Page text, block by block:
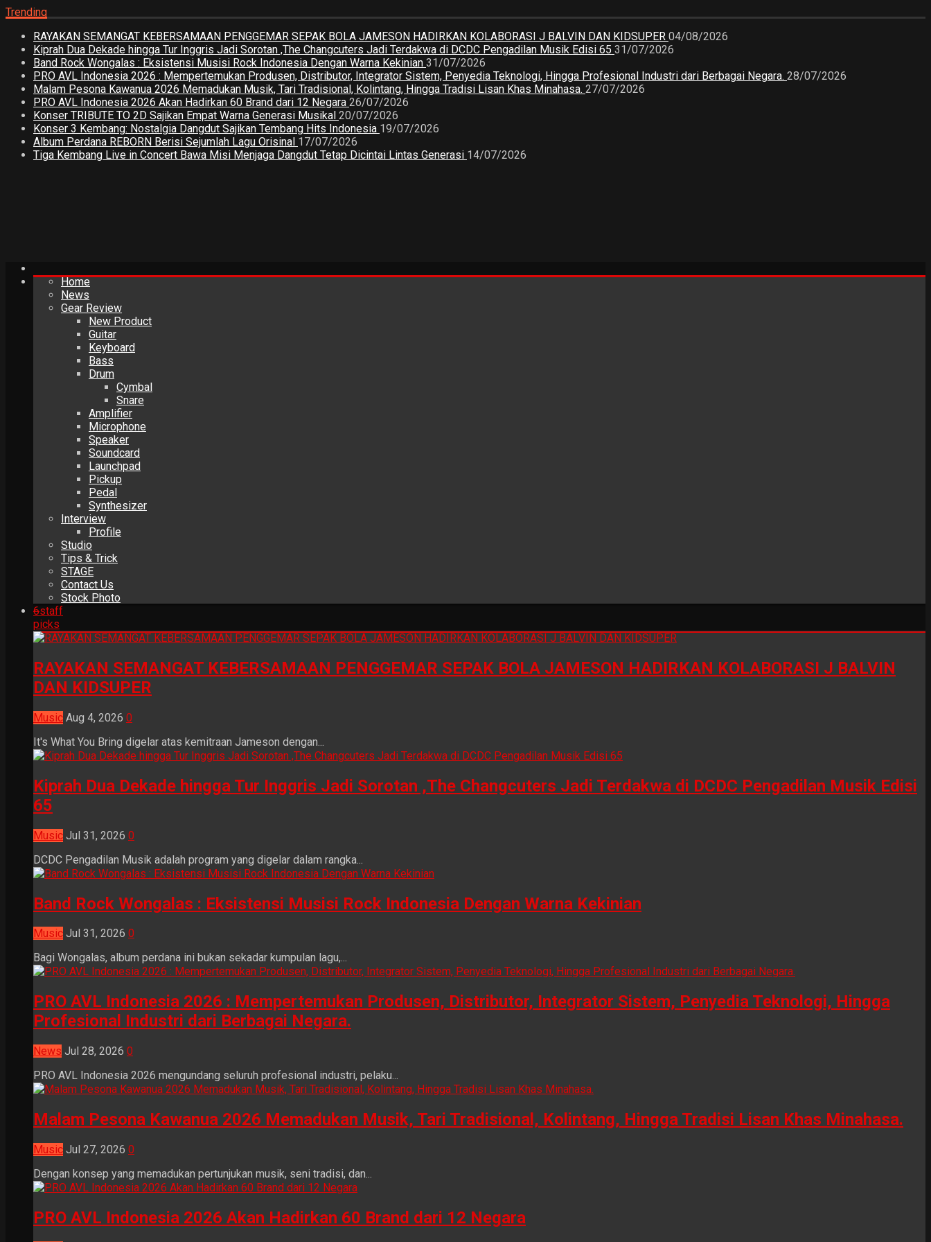
Trending
RAYAKAN SEMANGAT KEBERSAMAAN PENGGEMAR SEPAK BOLA JAMESON HADIRKAN KOLABORASI J BALVIN DAN KIDSUPER 04/08/2026
Kiprah Dua Dekade hingga Tur Inggris Jadi Sorotan ,The Changcuters Jadi Terdakwa di DCDC Pengadilan Musik Edisi 65 31/07/2026
Band Rock Wongalas : Eksistensi Musisi Rock Indonesia Dengan Warna Kekinian 31/07/2026
PRO AVL Indonesia 2026 : Mempertemukan Produsen, Distributor, Integrator Sistem, Penyedia Teknologi, Hingga Profesional Industri dari Berbagai Negara. 28/07/2026
Malam Pesona Kawanua 2026 Memadukan Musik, Tari Tradisional, Kolintang, Hingga Tradisi Lisan Khas Minahasa. 27/07/2026
PRO AVL Indonesia 2026 Akan Hadirkan 60 Brand dari 12 Negara 26/07/2026
Konser TRIBUTE TO 2D Sajikan Empat Warna Generasi Musikal 20/07/2026
Konser 3 Kembang: Nostalgia Dangdut Sajikan Tembang Hits Indonesia 19/07/2026
Album Perdana REBORN Berisi Sejumlah Lagu Orisinal 17/07/2026
Tiga Kembang Live in Concert Bawa Misi Menjaga Dangdut Tetap Dicintai Lintas Generasi 14/07/2026
Home
News
Gear Review
New Product
Guitar
Keyboard
Bass
Drum
Cymbal
Snare
Amplifier
Microphone
Speaker
Soundcard
Launchpad
Pickup
Pedal
Synthesizer
Interview
Profile
Studio
Tips & Trick
STAGE
Contact Us
Stock Photo
6staff
picks
RAYAKAN SEMANGAT KEBERSAMAAN PENGGEMAR SEPAK BOLA JAMESON HADIRKAN KOLABORASI J BALVIN
DAN KIDSUPER
Music Aug 4, 2026 0
It's What You Bring digelar atas kemitraan Jameson dengan...
Kiprah Dua Dekade hingga Tur Inggris Jadi Sorotan ,The Changcuters Jadi Terdakwa di DCDC Pengadilan Musik Edisi
65
Music Jul 31, 2026 0
DCDC Pengadilan Musik adalah program yang digelar dalam rangka...
Band Rock Wongalas : Eksistensi Musisi Rock Indonesia Dengan Warna Kekinian
Music Jul 31, 2026 0
Bagi Wongalas, album perdana ini bukan sekadar kumpulan lagu,...
PRO AVL Indonesia 2026 : Mempertemukan Produsen, Distributor, Integrator Sistem, Penyedia Teknologi, Hingga
Profesional Industri dari Berbagai Negara.
News Jul 28, 2026 0
PRO AVL Indonesia 2026 mengundang seluruh profesional industri, pelaku...
Malam Pesona Kawanua 2026 Memadukan Musik, Tari Tradisional, Kolintang, Hingga Tradisi Lisan Khas Minahasa.
Music Jul 27, 2026 0
Dengan konsep yang memadukan pertunjukan musik, seni tradisi, dan...
PRO AVL Indonesia 2026 Akan Hadirkan 60 Brand dari 12 Negara